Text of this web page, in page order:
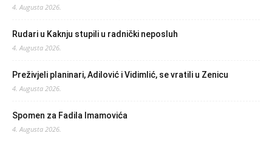
4. Augusta 2026.
Rudari u Kaknju stupili u radnički neposluh
4. Augusta 2026.
Preživjeli planinari, Adilović i Vidimlić, se vratili u Zenicu
4. Augusta 2026.
Spomen za Fadila Imamovića
4. Augusta 2026.